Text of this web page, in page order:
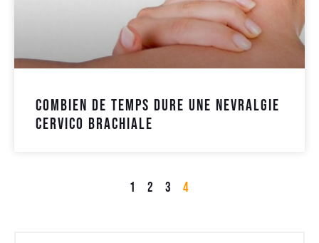
Combien de temps dure une nevralgie
cervico brachiale
1 2 3 4